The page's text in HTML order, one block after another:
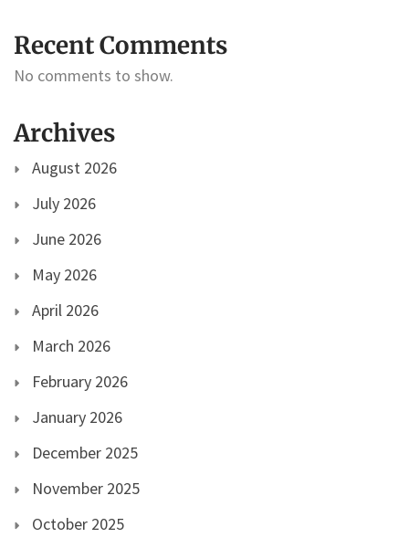
Recent Comments
No comments to show.
Archives
August 2026
July 2026
June 2026
May 2026
April 2026
March 2026
February 2026
January 2026
December 2025
November 2025
October 2025